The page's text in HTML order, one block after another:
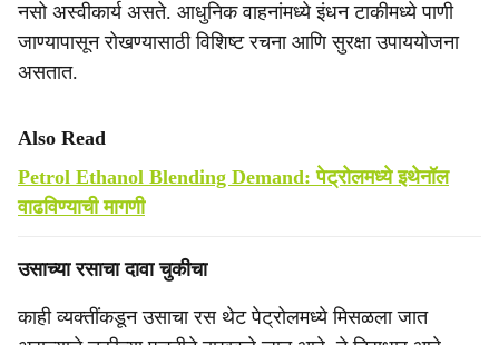
नसो अस्वीकार्य असते. आधुनिक वाहनांमध्ये इंधन टाकीमध्ये पाणी
जाण्यापासून रोखण्यासाठी विशिष्ट रचना आणि सुरक्षा उपाययोजना
असतात.
Also Read
Petrol Ethanol Blending Demand: पेट्रोलमध्ये इथेनॉल
वाढविण्याची मागणी
उसाच्या रसाचा दावा चुकीचा
काही व्यक्तींकडून उसाचा रस थेट पेट्रोलमध्ये मिसळला जात